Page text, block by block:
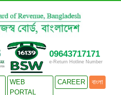
09643717171
e-Return Hotline Number
WEB
PORTAL
CAREER বাংলা